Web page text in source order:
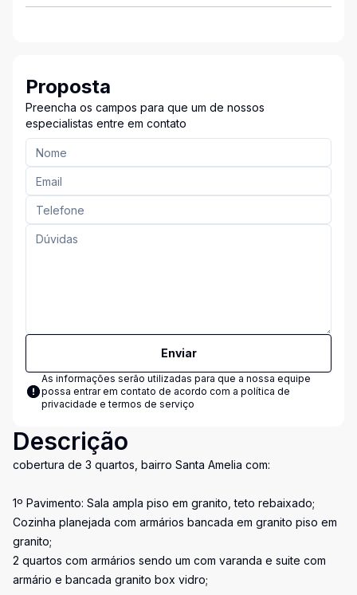
Proposta
Preencha os campos para que um de nossos
especialistas entre em contato
Enviar
As informações serão utilizadas para que a nossa equipe
possa entrar em contato de acordo com a política de
privacidade e termos de serviço
Descrição
cobertura de 3 quartos, bairro Santa Amelia com:
1º Pavimento: Sala ampla piso em granito, teto rebaixado;
Cozinha planejada com armários bancada em granito piso em
granito;
2 quartos com armários sendo um com varanda e suite com
armário e bancada granito box vidro;